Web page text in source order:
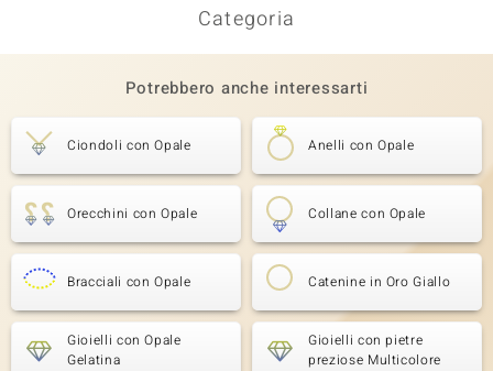
Categoria
Potrebbero anche interessarti
Ciondoli con Opale Anelli con Opale
Orecchini con Opale Collane con Opale
Bracciali con Opale Catenine in Oro Giallo
Gioielli con Opale
Gelatina
Gioielli con pietre
preziose Multicolore